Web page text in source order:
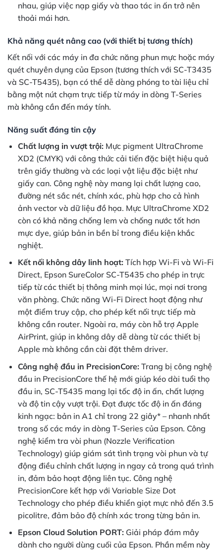
nhau, giúp việc nạp giấy và thao tác in ấn trở nên
thoải mái hơn.
Khả năng quét nâng cao (với thiết bị tương thích)
Kết nối với các máy in đa chức năng phun mực hoặc máy
quét chuyên dụng của Epson (tương thích với SC-T3435
và SC-T5435), bạn có thể dễ dàng phóng to tài liệu chỉ
bằng một nút chạm trực tiếp từ máy in dòng T-Series
mà không cần đến máy tính.
Năng suất đáng tin cậy
Chất lượng in vượt trội:Mực pigment UltraChrome
XD2 (CMYK) với công thức cải tiến đặc biệt hiệu quả
trên giấy thường và các loại vật liệu đặc biệt như
giấy can. Công nghệ này mang lại chất lượng cao,
đường nét sắc nét, chính xác, phù hợp cho cả hình
ảnh vector và dữ liệu đồ họa. Mực UltraChrome XD2
còn có khả năng chống lem và chống nước tốt hơn
mực dye, giúp bản in bền bỉ trong điều kiện khắc
nghiệt.
Kết nối không dây linh hoạt:Tích hợp Wi-Fi và Wi-Fi
Direct, Epson SureColor SC-T5435 cho phép in trực
tiếp từ các thiết bị thông minh mọi lúc, mọi nơi trong
văn phòng. Chức năng Wi-Fi Direct hoạt động như
một điểm truy cập, cho phép kết nối trực tiếp mà
không cần router. Ngoài ra, máy còn hỗ trợ Apple
AirPrint, giúp in không dây dễ dàng từ các thiết bị
Apple mà không cần cài đặt thêm driver.
Công nghệ đầu in PrecisionCore:Trang bị công nghệ
đầu in PrecisionCore thế hệ mới giúp kéo dài tuổi thọ
đầu in, SC-T5435 mang lại tốc độ in ấn, chất lượng
và độ tin cậy vượt trội. Đạt được tốc độ in ấn đáng
kinh ngạc: bản in A1 chỉ trong 22 giây* – nhanh nhất
trong số các máy in dòng T-Series của Epson. Công
nghệ kiểm tra vòi phun (Nozzle Verification
Technology) giúp giám sát tình trạng vòi phun và tự
động điều chỉnh chất lượng in ngay cả trong quá trình
in, đảm bảo hoạt động liên tục. Công nghệ
PrecisionCore kết hợp với Variable Size Dot
Technology cho phép điều khiển giọt mực nhỏ đến 3.5
picolitre, đảm bảo độ chính xác trong từng bản in.
Epson Cloud Solution PORT:Giải pháp đám mây
dành cho người dùng cuối của Epson. Phần mềm này